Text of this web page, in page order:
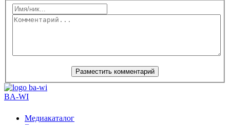
BA-WI
Медиакаталог